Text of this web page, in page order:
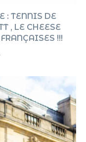
: TENNIS DE
, LE CHEESE
!!!